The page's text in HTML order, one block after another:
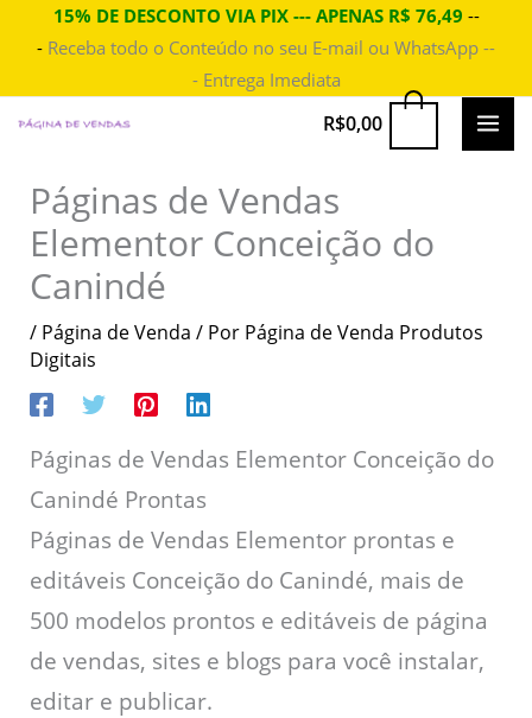
para
conteúdo
15% DE DESCONTO VIA PIX --- APENAS R$ 76,49 --
- Receba todo o Conteúdo no seu E-mail ou WhatsApp --
- Entrega Imediata
R$0,00
Páginas de Vendas
Elementor Conceição do
Canindé
/ Página de Venda / Por Página de Venda Produtos
Digitais
Páginas de Vendas Elementor Conceição do
Canindé Prontas
Páginas de Vendas Elementor prontas e
editáveis Conceição do Canindé, mais de
500 modelos prontos e editáveis de página
de vendas, sites e blogs para você instalar,
editar e publicar.